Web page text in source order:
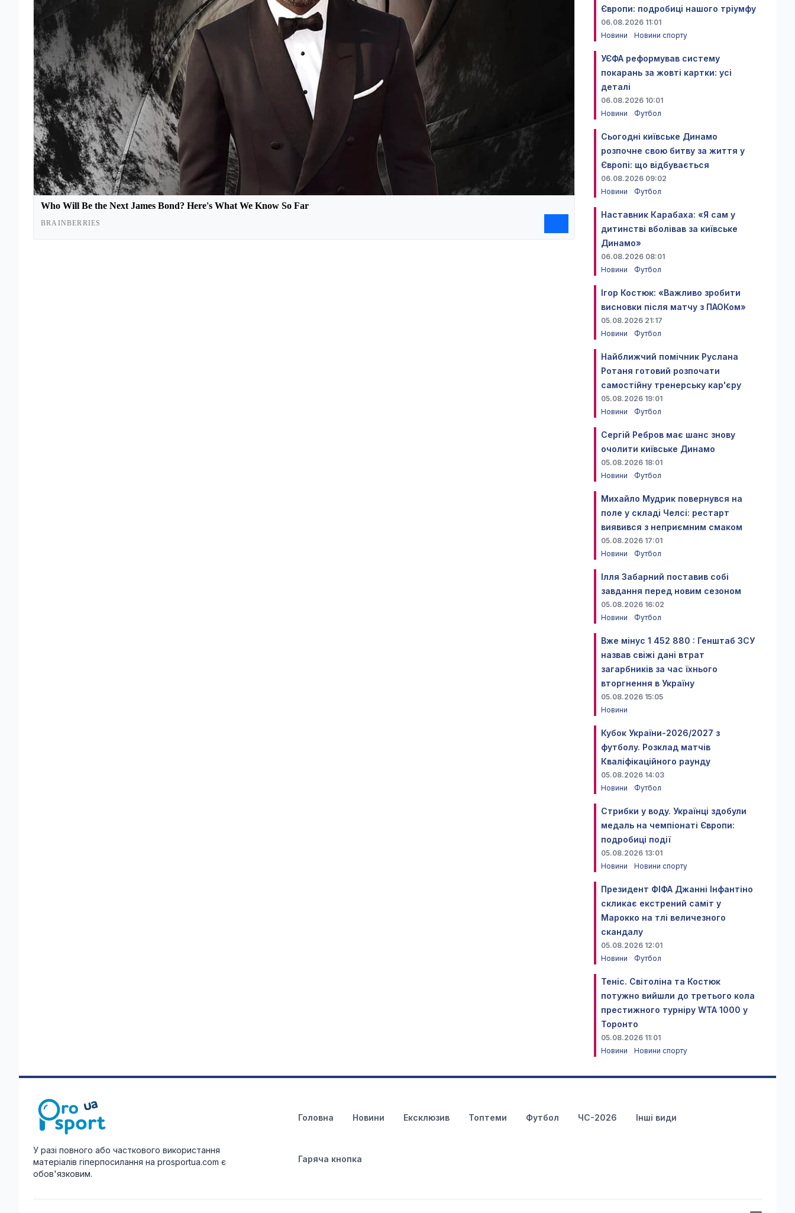
Європи: подробиці нашого тріумфу
06.08.2026 11:01
Новини
Новини спорту
УЄФА реформував систему
покарань за жовті картки: усі
деталі
06.08.2026 10:01
Новини
Футбол
Сьогодні київське Динамо
розпочне свою битву за життя у
Європі: що відбувається
06.08.2026 09:02
Новини
Футбол
Наставник Карабаха: «Я сам у
дитинстві вболівав за київське
Динамо»
06.08.2026 08:01
Новини
Футбол
Ігор Костюк: «Важливо зробити
висновки після матчу з ПАОКом»
05.08.2026 21:17
Новини
Футбол
Найближчий помічник Руслана
Ротаня готовий розпочати
самостійну тренерську кар'єру
05.08.2026 19:01
Новини
Футбол
Сергій Ребров має шанс знову
очолити київське Динамо
05.08.2026 18:01
Новини
Футбол
Михайло Мудрик повернувся на
поле у складі Челсі: рестарт
виявився з неприємним смаком
05.08.2026 17:01
Новини
Футбол
Ілля Забарний поставив собі
завдання перед новим сезоном
05.08.2026 16:02
Новини
Футбол
Вже мінус 1 452 880 : Генштаб ЗСУ
назвав свіжі дані втрат
загарбників за час їхнього
вторгнення в Україну
05.08.2026 15:05
Новини
Кубок України-2026/2027 з
футболу. Розклад матчів
Кваліфікаційного раунду
05.08.2026 14:03
Новини
Футбол
Стрибки у воду. Українці здобули
медаль на чемпіонаті Європи:
подробиці події
05.08.2026 13:01
Новини
Новини спорту
Президент ФІФА Джанні Інфантіно
скликає екстрений саміт у
Марокко на тлі величезного
скандалу
05.08.2026 12:01
Новини
Футбол
Теніс. Світоліна та Костюк
потужно вийшли до третього кола
престижного турніру WTA 1000 у
Торонто
05.08.2026 11:01
Новини
Новини спорту
У разі повного або часткового використання
матеріалів гіперпосилання на prosportua.com є
обов'язковим.
Головна Новини Ексклюзив Топтеми Футбол ЧС-2026 Інші види
Гаряча кнопка